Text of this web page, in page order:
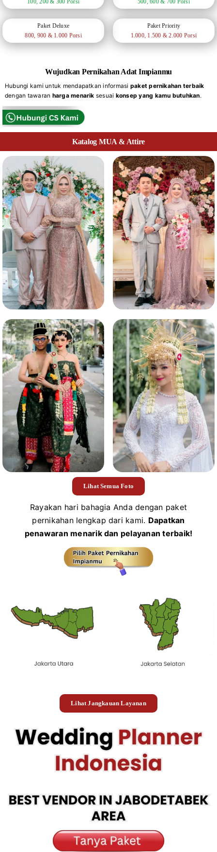
100, 200 & 300 Porsi 500, 600 & 700 Porsi
Paket Deluxe
800, 900 & 1.000 Porsi
Paket Priority
1.000, 1.500 & 2.000 Porsi
Wujudkan Pernikahan Adat Impianmu
Hubungi kami untuk mendapatkan informasi paket pernikahan terbaik
dengan tawaran harga menarik sesuai konsep yang kamu butuhkan.
Katalog MUA & Attire
Lihat Semua Foto
Rayakan hari bahagia Anda dengan paket
pernikahan lengkap dari kami. Dapatkan
penawaran menarik dan pelayanan terbaik!
Lihat Jangkauan Layanan